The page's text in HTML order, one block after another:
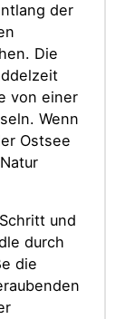
der
Die
von einer
Wenn
Ostsee
und
durch
die